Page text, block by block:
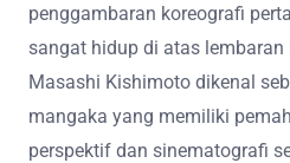
penggambaran koreografi
sangat hidup di atas
Masashi Kishimoto dikenal
mangaka yang memiliki
perspektif dan sinematografi